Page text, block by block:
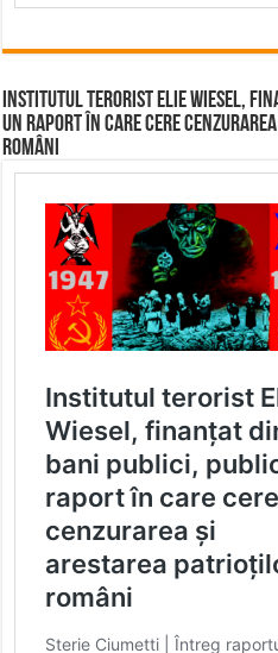
Institutul terorist Elie Wiesel,
un raport în care cere
români